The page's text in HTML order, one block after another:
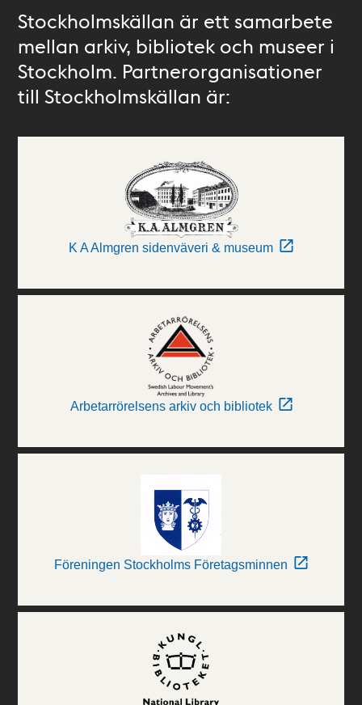
Stockholmskällan är ett samarbete
mellan arkiv, bibliotek och museer i
Stockholm. Partnerorganisationer
till Stockholmskällan är:
K A Almgren sidenväveri & museum
Arbetarrörelsens arkiv och bibliotek
Föreningen Stockholms Företagsminnen